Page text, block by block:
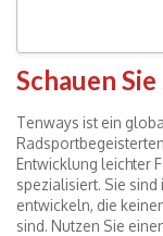
Schauen
Tenways ist ein
Entwicklung leichter
spezialisiert. Sie sind
entwickeln, die
sind. Nutzen Sie